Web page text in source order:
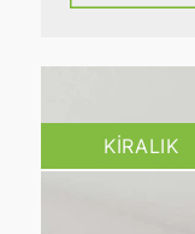
KIRALIK